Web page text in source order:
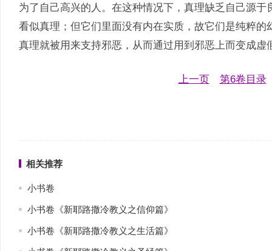
为了自己高兴的人。在这种情况下，真理缺乏自己源
看似真理；但它们里面没有内在实质，故它们是纯粹
真理就被用来支持邪恶，从而通过用到邪恶上而变成虚
上一页 第6卷目录
相关推荐
小书卷
小书卷《新耶路撒冷教义之信仰篇》
小书卷《新耶路撒冷教义之生活篇》